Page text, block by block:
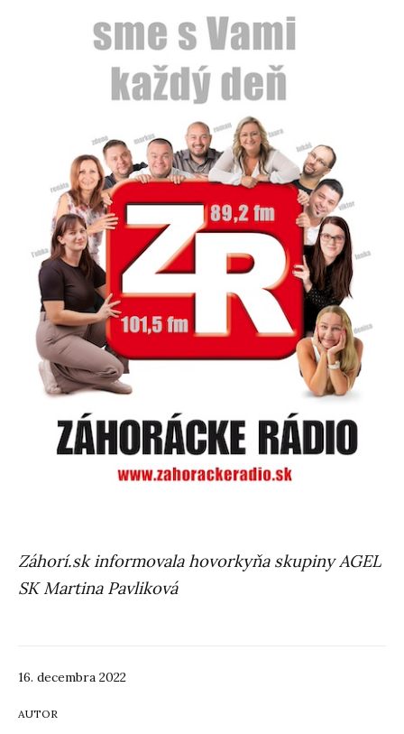
16. decembra 2022
AUTOR
Záhorí.sk informovala hovorkyňa skupiny AGEL
SK Martina Pavliková